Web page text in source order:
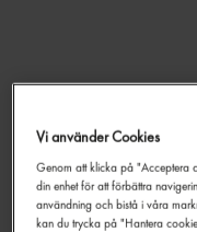
Vi använder Cookies
Genom att klicka på "Acceptera
din enhet för att förbättra
användning och bistå i våra
kan du trycka på "Hantera